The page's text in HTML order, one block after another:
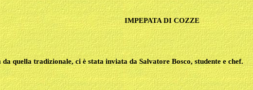
IMPEPATA DI COZZE
quella tradizionale, ci è stata inviata da Salvatore Bosco, studente e chef.